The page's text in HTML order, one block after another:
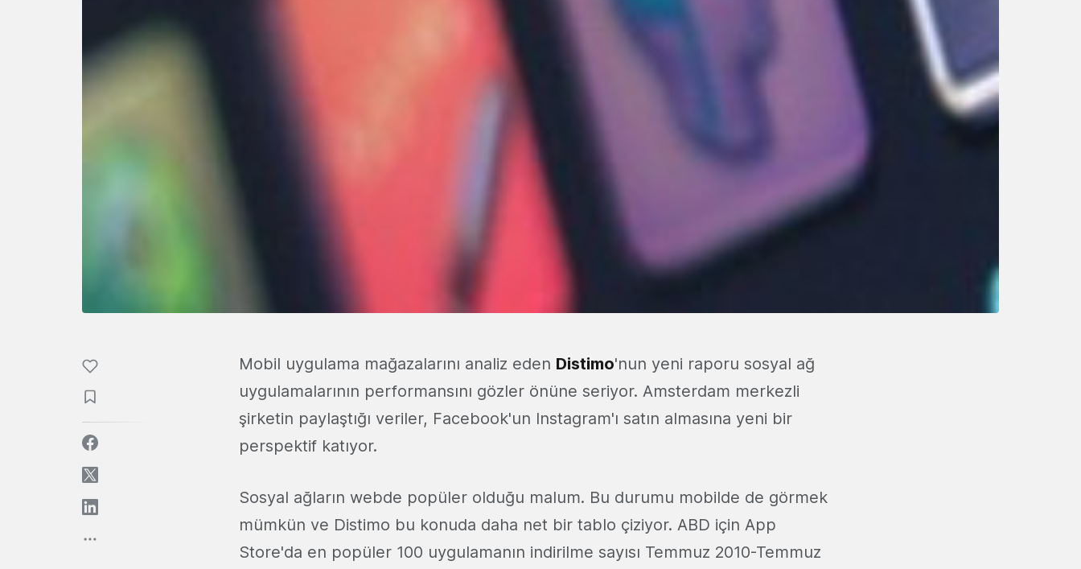
Mobil uygulama mağazalarını analiz eden Distimo'nun yeni raporu sosyal ağ
uygulamalarının performansını gözler önüne seriyor. Amsterdam merkezli
şirketin paylaştığı veriler, Facebook'un Instagram'ı satın almasına yeni bir
perspektif katıyor.
Sosyal ağların webde popüler olduğu malum. Bu durumu mobilde de görmek
mümkün ve Distimo bu konuda daha net bir tablo çiziyor. ABD için App
Store'da en popüler 100 uygulamanın indirilme sayısı Temmuz 2010-Temmuz